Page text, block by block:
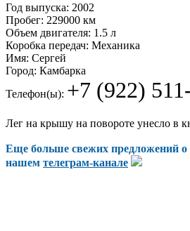
Год выпуска: 2002
Пробег: 229000 км
Объем двигателя: 1.5 л
Коробка передач: Механика
Имя: Сергей
Город: Камбарка
Телефон(ы): +7 (922)
Лег на крышу на повороте унесло в
Еще больше свежих предложений о
нашем телеграм-канале